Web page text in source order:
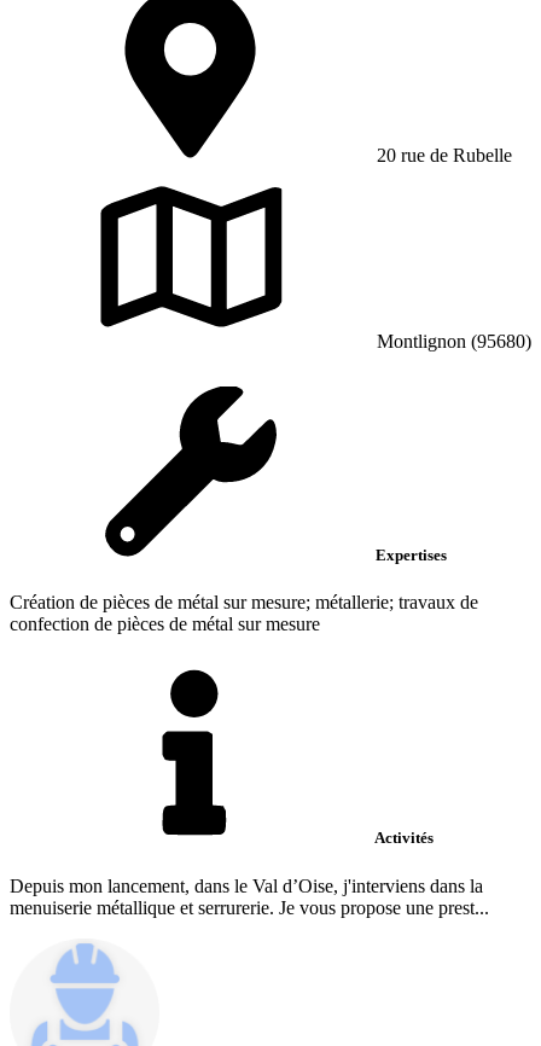
20 rue de Rubelle
Montlignon (95680)
Expertises
Création de pièces de métal sur mesure; métallerie; travaux de
confection de pièces de métal sur mesure
Activités
Depuis mon lancement, dans le Val d’Oise, j'interviens dans la
menuiserie métallique et serrurerie. Je vous propose une prest...